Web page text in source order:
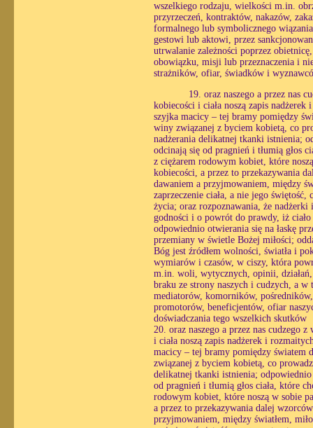
wszelkiego rodzaju, wielkości m.in.
przyrzeczeń, kontraktów, nakazów,
formalnego lub symbolicznego
gestowi lub aktowi, przez
utrwalanie zależności poprzez
obowiązku, misji lub przeznaczenia i
strażników, ofiar, świadków i
19. oraz naszego a przez nas
kobiecości i ciała noszą zapis
szyjka macicy – tej bramy pomiędzy
winy związanej z byciem kobietą, co
nadżerania delikatnej tkanki istnienia;
odcinają się od pragnień i tłumią głos
z ciężarem rodowym kobiet, które
kobiecości, a przez to przekazywania
dawaniem a przyjmowaniem, między
zaprzeczenie ciała, a nie jego
życia; oraz rozpoznawania, że nadżerki
godności i o powrót do prawdy, iż
odpowiednio otwierania się na łaskę
przemiany w świetle Bożej miłości;
Bóg jest źródłem wolności, światła i
wymiarów i czasów, w ciszy, która
m.in. woli, wytycznych, opinii,
braku ze strony naszych i cudzych, a
mediatorów, komorników,
promotorów, beneficjentów, ofiar
doświadczania tego wszelkich skutków
20. oraz naszego a przez nas cudzego
i ciała noszą zapis nadżerek i
macicy – tej bramy pomiędzy światem
związanej z byciem kobietą, co
delikatnej tkanki istnienia;
od pragnień i tłumią głos ciała, które
rodowym kobiet, które noszą w sobie
a przez to przekazywania dalej
przyjmowaniem, między światłem,